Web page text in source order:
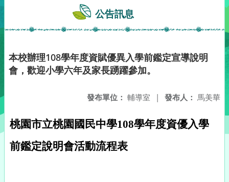
公告訊息
本校辦理108學年度資賦優異入學前鑑定宣導說明
會，歡迎小學六年及家長踴躍參加。
發布人： 馬美華
發布單位： 輔導室 |
桃園市立桃園國民中學108學年度資優入學
前鑑定說明會活動流程表